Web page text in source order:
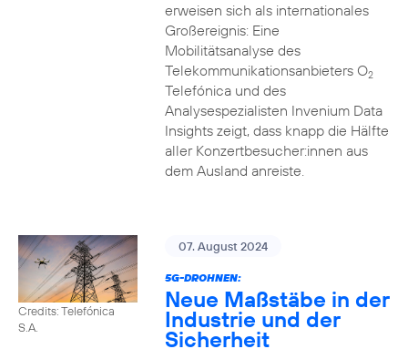
erweisen sich als internationales
Großereignis: Eine
Mobilitätsanalyse des
Telekommunikationsanbieters O2
Telefónica und des
Analysespezialisten Invenium Data
Insights zeigt, dass knapp die Hälfte
aller Konzertbesucher:innen aus
dem Ausland anreiste.
Credits: Telefónica
S.A.
07. August 2024
5G-DROHNEN:
Neue Maßstäbe in der
Industrie und der
Sicherheit